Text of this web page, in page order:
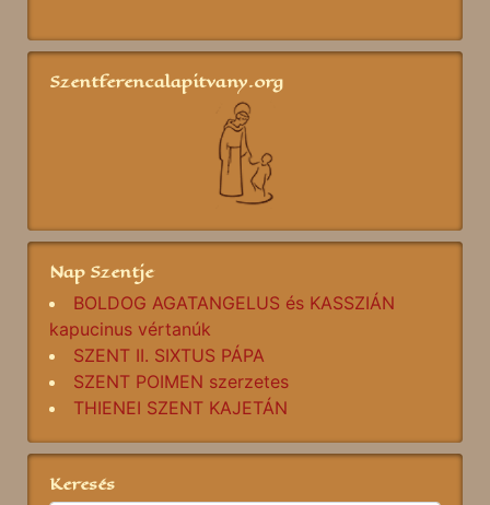
Szentferencalapitvany.org
Nap Szentje
BOLDOG AGATANGELUS és KASSZIÁN
kapucinus vértanúk
SZENT II. SIXTUS PÁPA
SZENT POIMEN szerzetes
THIENEI SZENT KAJETÁN
Keresés